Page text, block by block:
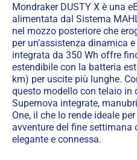
Mondraker DUSTY X è una
alimentata dal Sistema
nel mozzo posteriore che
per un’assistenza dinamica
integrata da 350 Wh offre
estendibile con la batteria
km) per uscite più lunghe.
questo modello con telaio in
Supernova integrate,
One, il che lo rende ideale
avventure del fine settimana
elegante e connessa.